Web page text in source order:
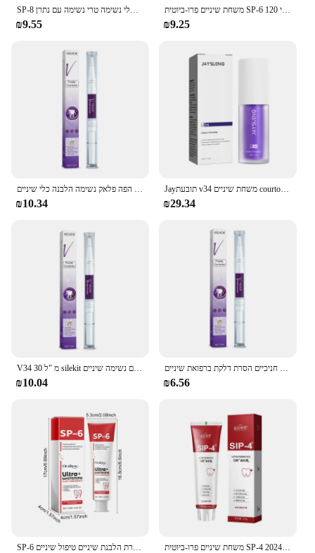
SP-8 משחת שיניים פרוביוטית להלבין שיניים נקיות להסיר כתמים טיפול אוראלי נשימה טרי נשימה עם נתרן saccharin לקטובצילוס
₪9.55
משחת שיניים פרו-ביוטית SP-6 הלבנת שיניים להסיר כתמי פלאק שיניים היגיינת הפה נקי 120g חדש
₪9.25
הלבנת שיניים הלבנת שיניים במהירות להסיר עשן קפה תה עשן קפה ניקוי היגיינת הפה פלאק נשימה הלבנה כלי שיניים
₪10.34
Jayתובעת v34 משחת שיניים courtor הלבנת שיניים סגול טרי נשימה הלבנת שיניים כתם הסרת מסטיק טיפול מנקה
₪29.34
₪10.04 ₪6.56
משחת שיניים פרו-ביוטית SP-4 הלבנת שיניים להסיר כתמי פלאק שיניים היגיינת הפה נקי נשימה טרי כלי שיניים 2024